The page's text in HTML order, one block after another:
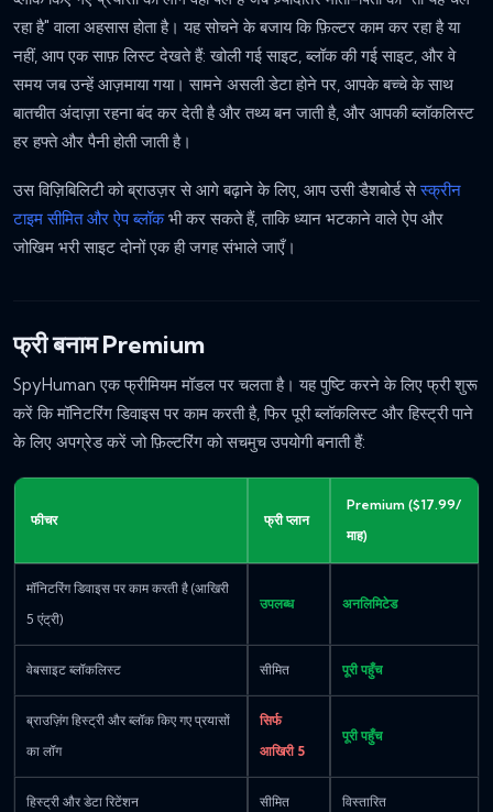
रहा है" वाला अहसास होता है। यह सोचने के बजाय कि फ़िल्टर काम कर रहा है या
नहीं, आप एक साफ़ लिस्ट देखते हैं: खोली गई साइट, ब्लॉक की गई साइट, और वे
समय जब उन्हें आज़माया गया। सामने असली डेटा होने पर, आपके बच्चे के साथ
बातचीत अंदाज़ा रहना बंद कर देती है और तथ्य बन जाती है, और आपकी ब्लॉकलिस्ट
हर हफ्ते और पैनी होती जाती है।
उस विज़िबिलिटी को ब्राउज़र से आगे बढ़ाने के लिए, आप उसी डैशबोर्ड सेस्क्रीन
टाइम सीमित और ऐप ब्लॉकभी कर सकते हैं, ताकि ध्यान भटकाने वाले ऐप और
जोखिम भरी साइट दोनों एक ही जगह संभाले जाएँ।
फ्री बनाम Premium
SpyHuman एक फ्रीमियम मॉडल पर चलता है। यह पुष्टि करने के लिए फ्री शुरू
करें कि मॉनिटरिंग डिवाइस पर काम करती है, फिर पूरी ब्लॉकलिस्ट और हिस्ट्री पाने
के लिए अपग्रेड करें जो फ़िल्टरिंग को सचमुच उपयोगी बनाती हैं:
फीचर फ्री प्लान
Premium ($17.99/
माह)
मॉनिटरिंग डिवाइस पर काम करती है (आखिरी
5 एंट्री)
उपलब्ध अनलिमिटेड
वेबसाइट ब्लॉकलिस्ट सीमित पूरी पहुँच
ब्राउज़िंग हिस्ट्री और ब्लॉक किए गए प्रयासों
का लॉग
सिर्फ
आखिरी 5
पूरी पहुँच
हिस्ट्री और डेटा रिटेंशन सीमित विस्तारित